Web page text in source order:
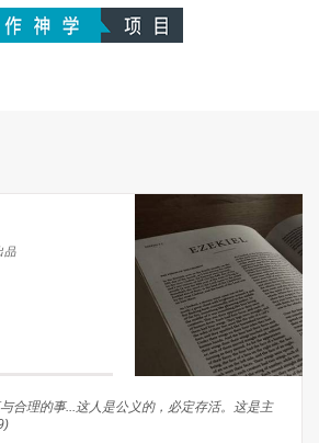
品
合理的事...这人是公义的，必定存活。这是主